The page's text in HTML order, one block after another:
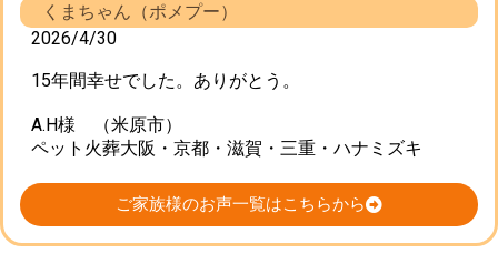
くまちゃん（ポメプー）
2026/4/30
15年間幸せでした。ありがとう。
A.H様 （米原市）
ペット火葬大阪・京都・滋賀・三重・ハナミズキ
ご家族様のお声一覧はこちらから